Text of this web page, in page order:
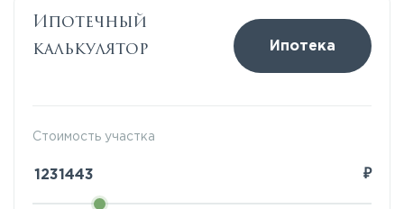
Ипотечный
калькулятор
Ипотека
Стоимость участка
₽